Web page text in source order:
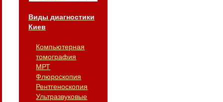
Виды диагностики
Киев
Компьютерная
томография
МРТ
Флюроскопия
Рентгеноскопия
Ультразвуковые